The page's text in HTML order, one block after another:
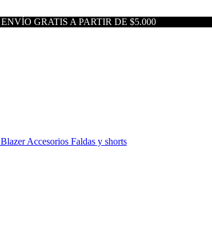
ENVÍO GRATIS A PARTIR DE $5.000
BlazerAccesorios Faldas y shorts